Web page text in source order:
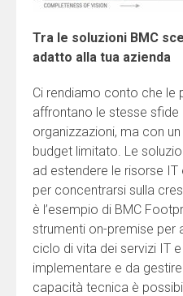
Tra le soluzioni BMC
adatto alla tua azienda
Ci rendiamo conto che le
affrontano le stesse sfide
organizzazioni, ma con
budget limitato. Le
ad estendere le risorse IT
per concentrarsi sulla
è l’esempio di BMC
strumenti on-premise per
ciclo di vita dei servizi IT
implementare e da
capacità tecnica è